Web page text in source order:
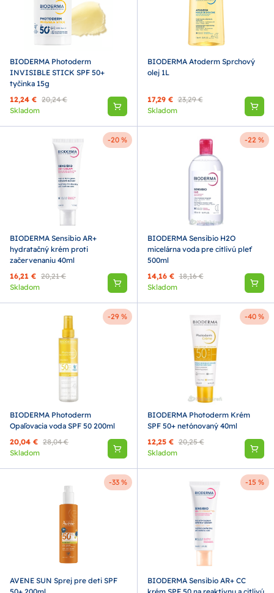
BIODERMA Photoderm
INVISIBLE STICK SPF 50+
tyčinka 15g
12,24 € 20,24 €
Skladom
BIODERMA Atoderm Sprchový
olej 1L
17,29 € 23,29 €
Skladom
-20 %
BIODERMA Sensibio AR+
hydratačný krém proti
začervenaniu 40ml
16,21 € 20,21 €
Skladom
-22 %
BIODERMA Sensibio H2O
micelárna voda pre citlivú pleť
500ml
14,16 € 18,16 €
Skladom
-29 %
BIODERMA Photoderm
Opaľovacia voda SPF 50 200ml
20,04 € 28,04 €
Skladom
-40 %
BIODERMA Photoderm Krém
SPF 50+ netónovaný 40ml
12,25 € 20,25 €
Skladom
-33 %
AVENE SUN Sprej pre deti SPF
-15 %
BIODERMA Sensibio AR+ CC